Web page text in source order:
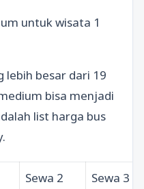
untuk wisata 1
lebih besar dari 19
bisa menjadi
list harga bus
Sewa 2
Sewa 3